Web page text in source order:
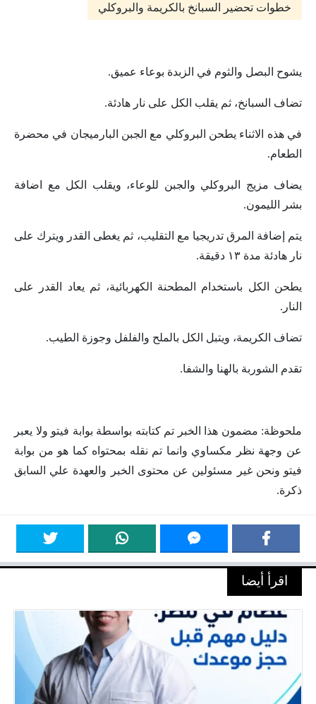
خطوات تحضير السبانخ بالكريمة والبروكلي
يشوح البصل والثوم في الزبدة بوعاء عميق.
تضاف السبانخ، ثم يقلب الكل على نار هادئة.
في هذه الاثناء يطحن البروكلي مع الجبن البارميجان في محضرة
الطعام.
يضاف مزيج البروكلي والجبن للوعاء، ويقلب الكل مع اضافة
بشر الليمون.
يتم إضافة المرق تدريجيا مع التقليب، ثم يغطى القدر ويترك على
نار هادئة مدة ١٣ دقيقة.
يطحن الكل باستخدام المطحنة الكهربائية، ثم يعاد القدر على
النار.
تضاف الكريمة، ويتبل الكل بالملح والفلفل وجوزة الطيب.
تقدم الشوربة بالهنا والشفا.
ملحوظة: مضمون هذا الخبر تم كتابته بواسطة بوابة فيتو ولا يعبر
عن وجهة نظر مكساوي وانما تم نقله بمحتواه كما هو من بوابة
فيتو ونحن غير مسئولين عن محتوى الخبر والعهدة علي السابق
ذكرة.
اقرأ أيضا